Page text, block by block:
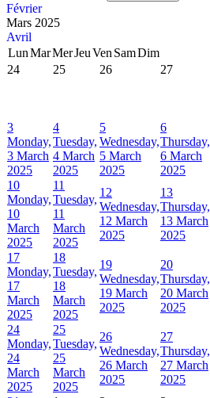
Février
Mars 2025
Avril
LunMarMerJeuVen SamDim
24
25 26 27
3
Monday,
3 March
2025
4
Tuesday,
4 March
2025
5
Wednesday,
5 March
2025
6
Thursday,
6 March
2025
10
Monday,
10
March
2025
11
Tuesday,
11
March
2025
12
Wednesday,
12 March
2025
13
Thursday,
13 March
2025
17
Monday,
17
March
2025
18
Tuesday,
18
March
2025
19
Wednesday,
19 March
2025
20
Thursday,
20 March
2025
24
Monday,
24
March
2025
25
Tuesday,
25
March
2025
26
Wednesday,
26 March
2025
27
Thursday,
27 March
2025